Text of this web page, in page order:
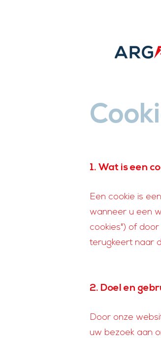
1. Wat is een
Een cookie is
wanneer u een
cookies") of
terugkeert naar
2. Doel en
Door onze
uw bezoek aan